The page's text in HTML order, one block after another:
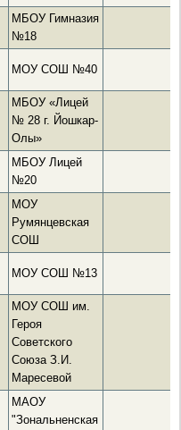
МБОУ Гимназия
№18
МОУ СОШ №40
МБОУ «Лицей
№ 28 г. Йошкар-
Олы»
МБОУ Лицей
№20
МОУ
Румянцевская
СОШ
МОУ СОШ №13
МОУ СОШ им.
Героя
Советского
Союза З.И.
Маресевой
МАОУ
"Зональненская